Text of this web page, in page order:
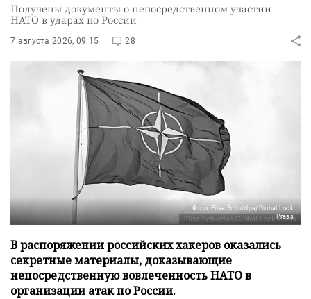
Получены документы о непосредственном участии
НАТО в ударах по России
7 августа 2026, 09:15 28
Фото: Elisa Schu/dpa/Global Look
Press
В распоряжении российских хакеров оказались
секретные материалы, доказывающие
непосредственную вовлеченность НАТО в
организации атак по России.